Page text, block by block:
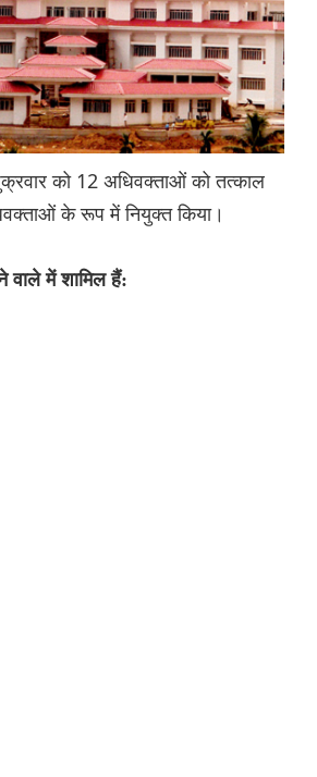
को 12 अधिवक्ताओं को तत्काल
के रूप में नियुक्त किया।
वाले में शामिल हैं: